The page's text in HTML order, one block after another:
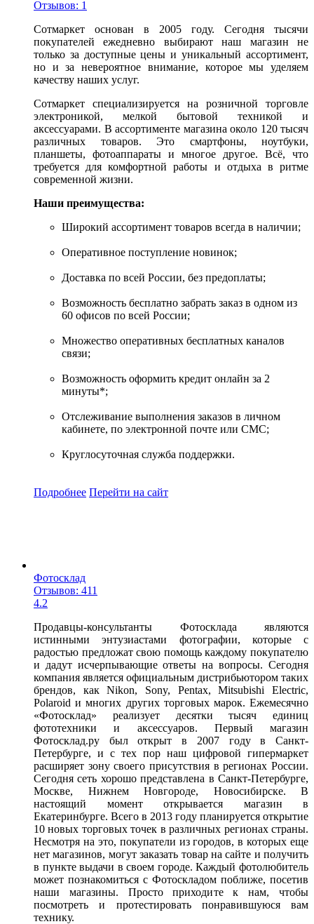
Отзывов: 1
Сотмаркет основан в 2005 году. Сегодня тысячи
покупателей ежедневно выбирают наш магазин не
только за доступные цены и уникальный ассортимент,
но и за невероятное внимание, которое мы уделяем
качеству наших услуг.
Сотмаркет специализируется на розничной торговле
электроникой, мелкой бытовой техникой и
аксессуарами. В ассортименте магазина около 120 тысяч
различных товаров. Это смартфоны, ноутбуки,
планшеты, фотоаппараты и многое другое. Всё, что
требуется для комфортной работы и отдыха в ритме
современной жизни.
Наши преимущества:
Широкий ассортимент товаров всегда в наличии;
Оперативное поступление новинок;
Доставка по всей России, без предоплаты;
Возможность бесплатно забрать заказ в одном из
60 офисов по всей России;
Множество оперативных бесплатных каналов
связи;
Возможность оформить кредит онлайн за 2
минуты*;
Отслеживание выполнения заказов в личном
кабинете, по электронной почте или СМС;
Круглосуточная служба поддержки.
Подробнее Перейти на сайт
Фотосклад
Отзывов: 411
4.2
Продавцы-консультанты Фотосклада являются
истинными энтузиастами фотографии, которые с
радостью предложат свою помощь каждому покупателю
и дадут исчерпывающие ответы на вопросы. Сегодня
компания является официальным дистрибьютором таких
брендов, как Nikon, Sony, Pentax, Mitsubishi Electric,
Polaroid и многих других торговых марок. Ежемесячно
«Фотосклад» реализует десятки тысяч единиц
фототехники и аксессуаров. Первый магазин
Фотосклад.ру был открыт в 2007 году в Санкт-
Петербурге, и с тех пор наш цифровой гипермаркет
расширяет зону своего присутствия в регионах России.
Сегодня сеть хорошо представлена в Санкт-Петербурге,
Москве, Нижнем Новгороде, Новосибирске. В
настоящий момент открывается магазин в
Екатеринбурге. Всего в 2013 году планируется открытие
10 новых торговых точек в различных регионах страны.
Несмотря на это, покупатели из городов, в которых еще
нет магазинов, могут заказать товар на сайте и получить
в пункте выдачи в своем городе. Каждый фотолюбитель
может познакомиться с Фотоскладом поближе, посетив
наши магазины. Просто приходите к нам, чтобы
посмотреть и протестировать понравившуюся вам
технику.